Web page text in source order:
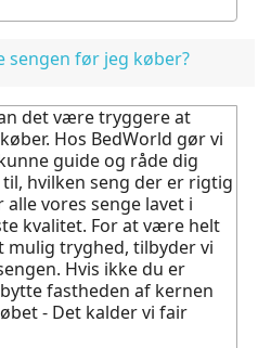
sengen før jeg køber?
det være tryggere at
Hos BedWorld gør vi
guide og råde dig
hvilken seng der er rigtig
vores senge lavet i
kvalitet. For at være helt
mulig tryghed, tilbyder vi
Hvis ikke du er
fastheden af kernen
- Det kalder vi fair